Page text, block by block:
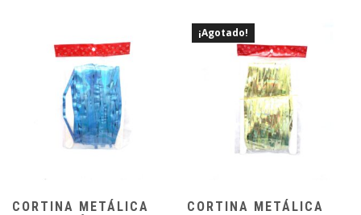
CORTINA METÁLICA
¡Agotado!
CORTINA METÁLICA